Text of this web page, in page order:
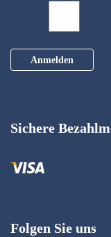
Anmelden
Folgen Sie uns
Sichere